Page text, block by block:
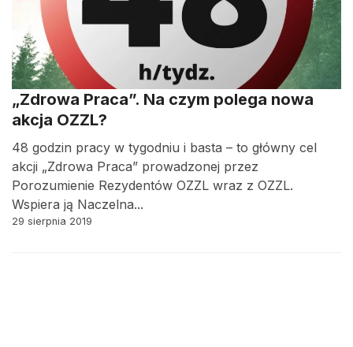
„Zdrowa Praca”. Na czym polega nowa
akcja OZZL?
48 godzin pracy w tygodniu i basta – to główny cel
akcji „Zdrowa Praca” prowadzonej przez
Porozumienie Rezydentów OZZL wraz z OZZL.
Wspiera ją Naczelna...
29 sierpnia 2019